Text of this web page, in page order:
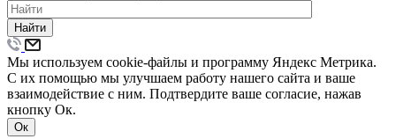
Найти
Мы используем cookie-файлы и программу Яндекс Метрика.
С их помощью мы улучшаем работу нашего сайта и ваше
взаимодействие с ним. Подтвердите ваше согласие, нажав
кнопку Ок.
Ок